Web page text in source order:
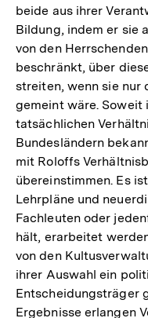
beide aus ihrer
Bildung, indem er sie
von den
beschränkt, über
streiten, wenn sie nur
gemeint wäre. Soweit
tatsächlichen
Bundesländern
mit Roloffs
übereinstimmen. Es
Lehrpläne und
Fachleuten oder
hält, erarbeitet
von den
ihrer Auswahl ein
Entscheidungsträger
Ergebnisse erlangen